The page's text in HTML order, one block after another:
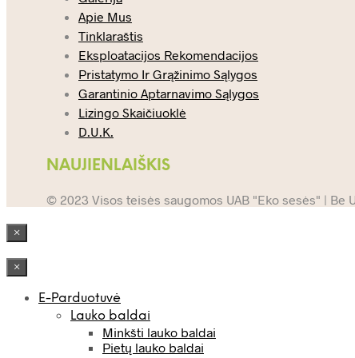
Apie Mus
Tinklaraštis
Eksploatacijos Rekomendacijos
Pristatymo Ir Grąžinimo Sąlygos
Garantinio Aptarnavimo Sąlygos
Lizingo Skaičiuoklė
D.U.K.
NAUJIENLAIŠKIS
© 2023 Visos teisės saugomos UAB "Eko sesės" | Be
×
×
E-Parduotuvė
Lauko baldai
Minkšti lauko baldai
Pietų lauko baldai